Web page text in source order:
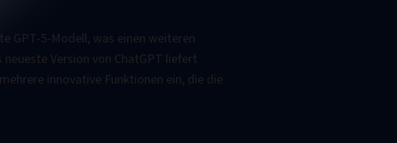
GPT-5-Modell, was einen weiteren
Version von ChatGPT liefert
innovative Funktionen ein, die die